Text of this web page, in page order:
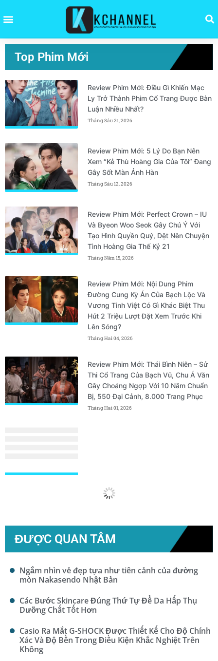
Top Phim Mới
Review Phim Mới: Điều Gì Khiến Mạc
Ly Trở Thành Phim Cổ Trang Được Bàn
Luận Nhiều Nhất?
Tháng Sáu 21, 2026
Review Phim Mới: 5 Lý Do Bạn Nên
Xem “Kẻ Thù Hoàng Gia Của Tôi” Đang
Gây Sốt Màn Ảnh Hàn
Tháng Sáu 12, 2026
Review Phim Mới: Perfect Crown – IU
Và Byeon Woo Seok Gây Chú Ý Với
Tạo Hình Quyền Quý, Dệt Nên Chuyện
Tình Hoàng Gia Thế Kỷ 21
Tháng Năm 15, 2026
Review Phim Mới: Nội Dung Phim
Đường Cung Kỳ Án Của Bạch Lộc Và
Vương Tinh Việt Có Gì Khác Biệt Thu
Hút 2 Triệu Lượt Đặt Xem Trước Khi
Lên Sóng?
Tháng Hai 04, 2026
Review Phim Mới: Thái Bình Niên – Sử
Thi Cổ Trang Của Bạch Vũ, Chu Á Văn
Gây Choáng Ngợp Với 10 Năm Chuẩn
Bị, 550 Đại Cảnh, 8.000 Trang Phục
Tháng Hai 01, 2026
Xem Thêm...
ĐƯỢC QUAN TÂM
Ngắm nhìn vẻ đẹp tựa như tiên cảnh của đường
mòn Nakasendo Nhật Bản
Các Bước Skincare Đúng Thứ Tự Để Da Hấp Thụ
Dưỡng Chất Tốt Hơn
Casio Ra Mắt G-SHOCK Được Thiết Kế Cho Độ Chính
Xác Và Độ Bền Trong Điều Kiện Khắc Nghiệt Trên
Không